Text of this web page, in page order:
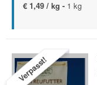
€ 1,49 / kg - 1 kg
Verpasst!